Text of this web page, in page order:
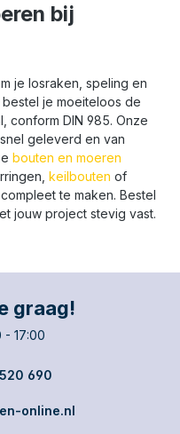
bij
je losraken, speling en
je moeiteloos de
conform DIN 985. Onze
geleverd en van
bouten en moeren
keilbouten of
te maken. Bestel
jouw project stevig vast.
graag!
- 17:00
690
online.nl